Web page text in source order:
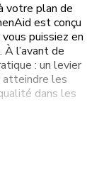
votre plan de
est conçu
puissiez en
l’avant de
: un levier
atteindre les
dans les